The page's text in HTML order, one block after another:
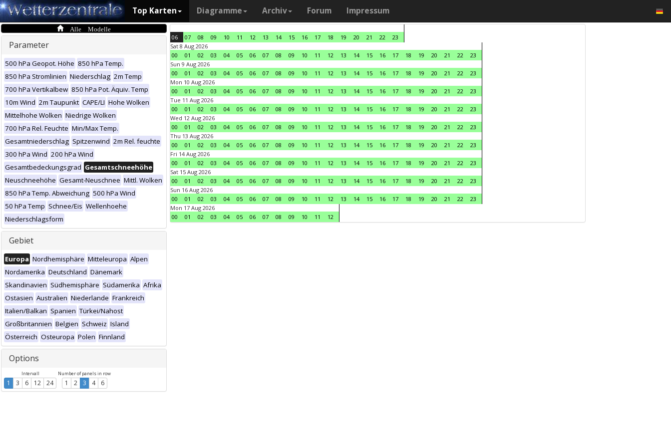
Top Karten Diagramme Archiv Forum Impressum
Alle Modelle
Parameter
500 hPa Geopot. Höhe 850 hPa Temp.
850 hPa Stromlinien Niederschlag 2m Temp
700 hPa Vertikalbew 850 hPa Pot. Äquiv. Temp
10m Wind 2m Taupunkt CAPE/LI Hohe Wolken
Mittelhohe Wolken Niedrige Wolken
700 hPa Rel. Feuchte Min/Max Temp.
Gesamtniederschlag Spitzenwind 2m Rel. feuchte
300 hPa Wind 200 hPa Wind
Gesamtbedeckungsgrad Gesamtschneehöhe
Neuschneehöhe Gesamt-Neuschnee Mittl. Wolken
850 hPa Temp. Abweichung 500 hPa Wind
50 hPa Temp Schnee/Eis Wellenhoehe
Niederschlagsform
Gebiet
Europa Nordhemisphäre Mitteleuropa Alpen
Nordamerika Deutschland Dänemark
Skandinavien Südhemisphäre Südamerika Afrika
Ostasien Australien Niederlande Frankreich
Italien/Balkan Spanien Türkei/Nahost
Großbritannien Belgien Schweiz Island
Österreich Osteuropa Polen Finnland
Options
Intervall
1 3 6 12 24
Number of panels in row
1 2 3 4 6
06 07 08 09 10 11 12 13 14 15 16 17 18 19 20 21 22
23
Sat 8 Aug 2026
00
01 02 03 04 05 06 07 08 09 10 11 12 13 14 15 16 17 18 19 20 21 22
23
Sun 9 Aug 2026
00
01 02 03 04 05 06 07 08 09 10 11 12 13 14 15 16 17 18 19 20 21 22
23
Mon 10 Aug 2026
00
01 02 03 04 05 06 07 08 09 10 11 12 13 14 15 16 17 18 19 20 21 22
23
Tue 11 Aug 2026
00
01 02 03 04 05 06 07 08 09 10 11 12 13 14 15 16 17 18 19 20 21 22
23
Wed 12 Aug 2026
00
01 02 03 04 05 06 07 08 09 10 11 12 13 14 15 16 17 18 19 20 21 22
23
Thu 13 Aug 2026
00
01 02 03 04 05 06 07 08 09 10 11 12 13 14 15 16 17 18 19 20 21 22
23
Fri 14 Aug 2026
00
01 02 03 04 05 06 07 08 09 10 11 12 13 14 15 16 17 18 19 20 21 22
23
Sat 15 Aug 2026
00
01 02 03 04 05 06 07 08 09 10 11 12 13 14 15 16 17 18 19 20 21 22
23
Sun 16 Aug 2026
00
01 02 03 04 05 06 07 08 09 10 11 12 13 14 15 16 17 18 19 20 21 22
23
Mon 17 Aug 2026
00
01 02 03 04 05 06 07 08 09 10 11 12